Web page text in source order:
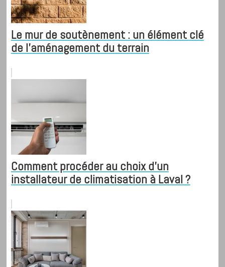
Le mur de soutènement : un élément clé
de l'aménagement du terrain
Comment procéder au choix d’un
installateur de climatisation à Laval ?